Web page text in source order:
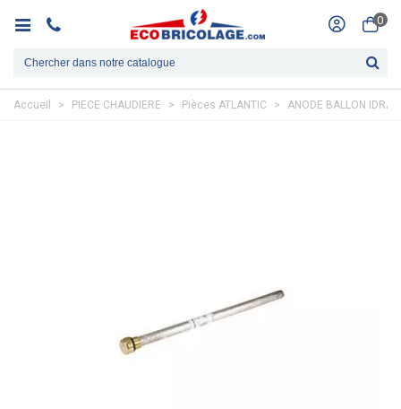
0
Accueil > PIECE CHAUDIERE > Pièces ATLANTIC > ANODE BALLON